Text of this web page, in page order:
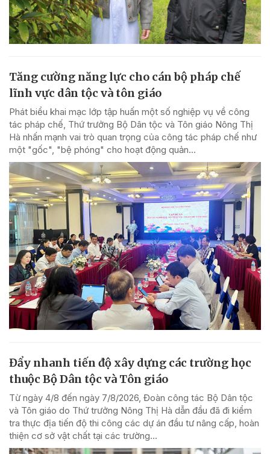
Tăng cường năng lực cho cán bộ pháp chế
lĩnh vực dân tộc và tôn giáo
Phát biểu khai mạc lớp tập huấn một số nghiệp vụ về công
tác pháp chế, Thứ trưởng Bộ Dân tộc và Tôn giáo Nông Thị
Hà nhấn mạnh vai trò quan trọng của công tác pháp chế như
một "gốc", "bệ phóng" cho hoạt động quản...
Đẩy nhanh tiến độ xây dựng các trường học
thuộc Bộ Dân tộc và Tôn giáo
Từ ngày 4/8 đến ngày 7/8/2026, Đoàn công tác Bộ Dân tộc
và Tôn giáo do Thứ trưởng Nông Thị Hà dẫn đầu đã đi kiểm
tra thực địa tiến độ thi công các dự án đầu tư nâng cấp, hoàn
thiện cơ sở vật chất tại các trường...